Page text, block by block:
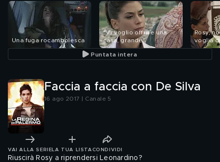
Una fuga rocambolesca
"Vi voglio offrire una
casa, grande"
Rosy,
voglia
Puntata intera
Faccia a faccia con De Silva
16 ago 2017 | Canale 5
VAI ALLA SERIE LA TUA LISTA CONDIVIDI
Riuscirà Rosy a riprendersi Leonardino?